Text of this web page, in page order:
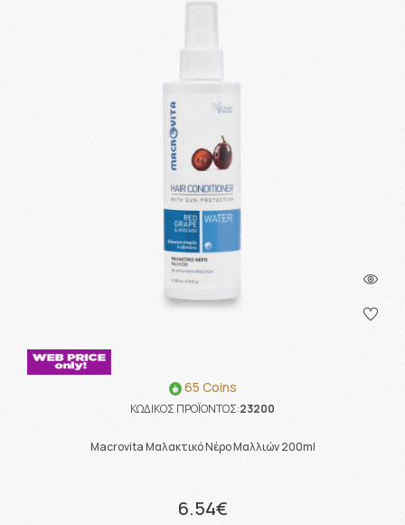
65 Coins
ΚΩΔΙΚΟΣ ΠΡΟΪΟΝΤΟΣ:23200
Macrovita Μαλακτικό Νέρο Μαλλιών 200ml
6.54€